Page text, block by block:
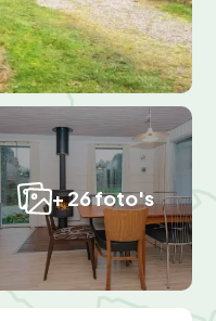
+ 26 foto's